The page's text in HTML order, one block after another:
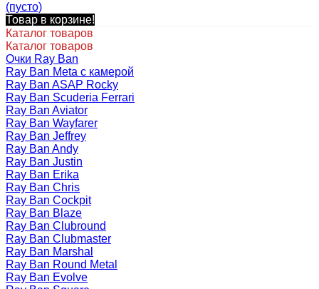
(пусто)
Товар в корзине!
Каталог товаров
Каталог товаров
Очки Ray Ban
Ray Ban Meta с камерой
Ray Ban ASAP Rocky
Ray Ban Scuderia Ferrari
Ray Ban Aviator
Ray Ban Wayfarer
Ray Ban Jeffrey
Ray Ban Andy
Ray Ban Justin
Ray Ban Erika
Ray Ban Chris
Ray Ban Cockpit
Ray Ban Blaze
Ray Ban Clubround
Ray Ban Clubmaster
Ray Ban Marshal
Ray Ban Round Metal
Ray Ban Evolve